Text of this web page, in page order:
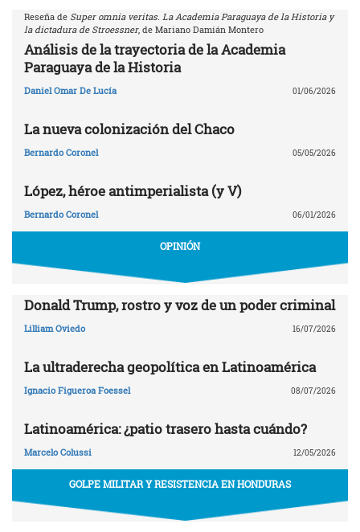
Reseña de Super omnia veritas. La Academia Paraguaya de la Historia y
la dictadura de Stroessner, de Mariano Damián Montero
Análisis de la trayectoria de la Academia
Paraguaya de la Historia
Daniel Omar De Lucía 01/06/2026
La nueva colonización del Chaco
Bernardo Coronel 05/05/2026
López, héroe antimperialista (y V)
Bernardo Coronel 06/01/2026
OPINIÓN
Donald Trump, rostro y voz de un poder criminal
Lilliam Oviedo 16/07/2026
La ultraderecha geopolítica en Latinoamérica
Ignacio Figueroa Foessel 08/07/2026
Latinoamérica: ¿patio trasero hasta cuándo?
Marcelo Colussi 12/05/2026
GOLPE MILITAR Y RESISTENCIA EN HONDURAS